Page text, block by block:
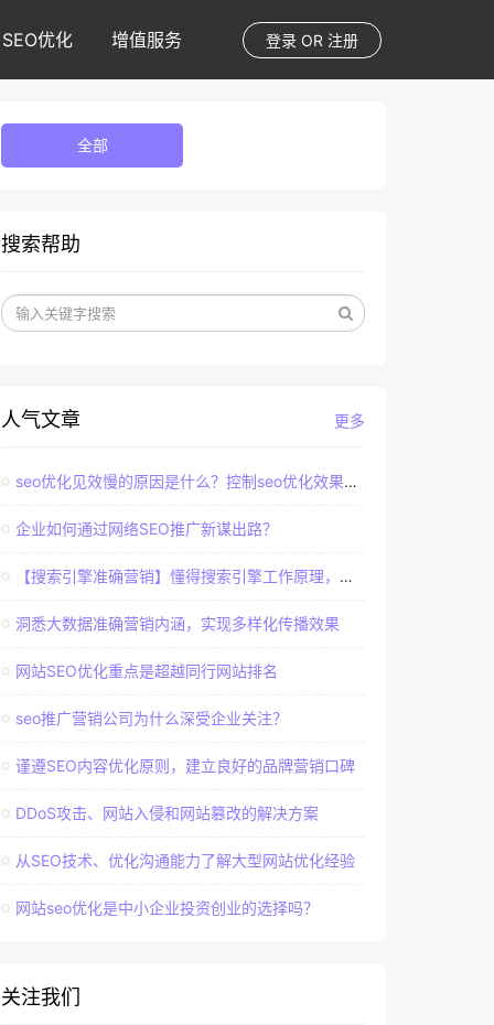
登录 OR 注册
SEO优化 增值服务
全部
搜索帮助
更多
人气文章
seo优化见效慢的原因是什么？控制seo优化效果的直接因素
企业如何通过网络SEO推广新谋出路？
【搜索引擎准确营销】懂得搜索引擎工作原理，建立准确客户群体
洞悉大数据准确营销内涵，实现多样化传播效果
网站SEO优化重点是超越同行网站排名
seo推广营销公司为什么深受企业关注？
谨遵SEO内容优化原则，建立良好的品牌营销口碑
DDoS攻击、网站入侵和网站篡改的解决方案
从SEO技术、优化沟通能力了解大型网站优化经验
网站seo优化是中小企业投资创业的选择吗？
关注我们